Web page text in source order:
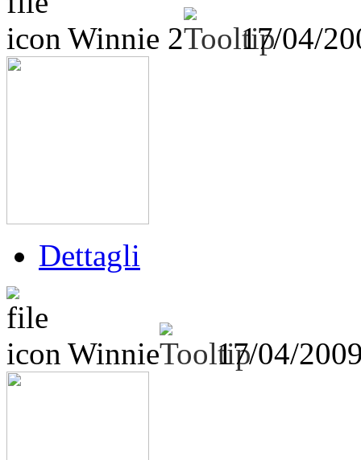
Winnie 2 17/04/
Dettagli
Winnie 17/04/